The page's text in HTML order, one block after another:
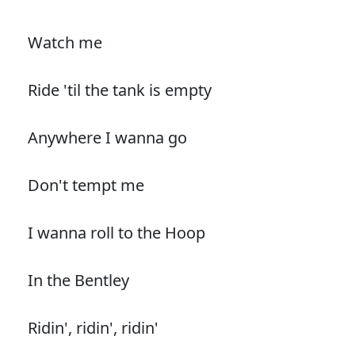
Watch me
Ride 'til the tank is empty
Anywhere I wanna go
Don't tempt me
I wanna roll to the Hoop
In the Bentley
Ridin', ridin', ridin'